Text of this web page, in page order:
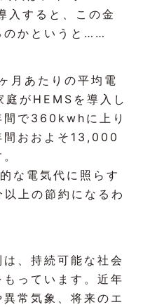
すると、この金
のかというと……
月あたりの平均電
がHEMSを導入し
間で360kwhに上り
間おおよそ13,000
な電気代に照らす
上の節約になるわ
、持続可能な社会
っています。近年
常気象、将来のエ